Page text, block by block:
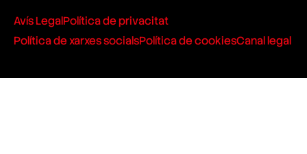
Avís LegalPolítica de privacitat
Política de xarxes socialsPolítica de cookiesCanal legal